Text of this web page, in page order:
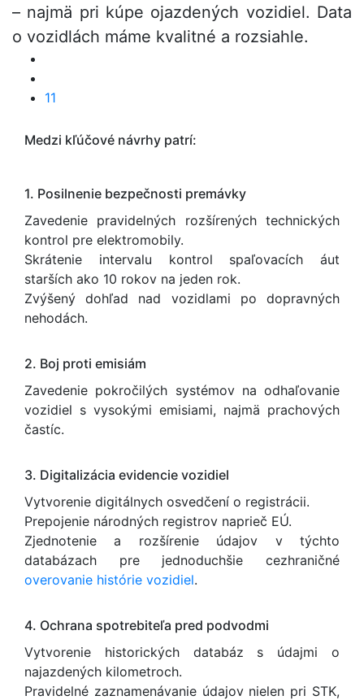
– najmä pri kúpe ojazdených vozidiel. Data
o vozidlách máme kvalitné a rozsiahle.
11
Medzi kľúčové návrhy patrí:
1. Posilnenie bezpečnosti premávky
Zavedenie pravidelných rozšírených technických
kontrol pre elektromobily.
Skrátenie intervalu kontrol spaľovacích áut
starších ako 10 rokov na jeden rok.
Zvýšený dohľad nad vozidlami po dopravných
nehodách.
2. Boj proti emisiám
Zavedenie pokročilých systémov na odhaľovanie
vozidiel s vysokými emisiami, najmä prachových
častíc.
3. Digitalizácia evidencie vozidiel
Vytvorenie digitálnych osvedčení o registrácii.
Prepojenie národných registrov naprieč EÚ.
Zjednotenie a rozšírenie údajov v týchto
databázach pre jednoduchšie cezhraničné
overovanie histórie vozidiel.
4. Ochrana spotrebiteľa pred podvodmi
Vytvorenie historických databáz s údajmi o
najazdených kilometroch.
Pravidelné zaznamenávanie údajov nielen pri STK,